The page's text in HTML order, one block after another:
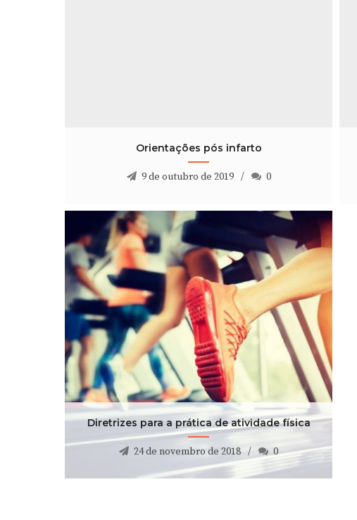
Orientações pós infarto
9 de outubro de 2019 0
Diretrizes para a prática de atividade física
24 de novembro de 2018
Diretrizes para a prática de atividade física
24 de novembro de 2018 0